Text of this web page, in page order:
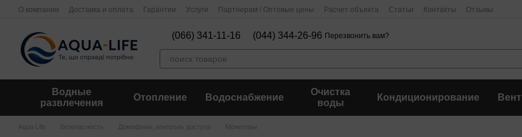
Перейти к основному контенту
О компании Доставка и оплата Гарантии Услуги Партнерам / Оптовые цены Расчет объекта Статьи Контакты Отзывы
(066) 341-11-16 (044) 344-26-96 Перезвонить вам?
Водные
развлечения
Отопление Водоснабжение
Очистка
воды
Кондиционирование
Aqua Life Безопасность Домофоны, контроль доступа Мониторы